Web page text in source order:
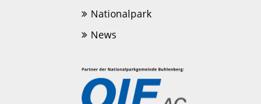
Nationalpark
News